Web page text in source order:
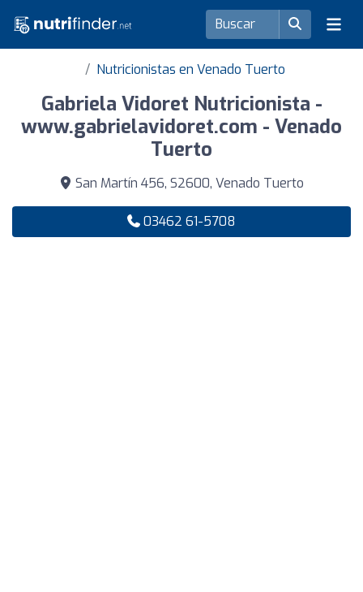
Nutricionistas en Venado Tuerto
Gabriela Vidoret Nutricionista -
www.gabrielavidoret.com - Venado
Tuerto
San Martín 456, S2600, Venado Tuerto
03462 61-5708